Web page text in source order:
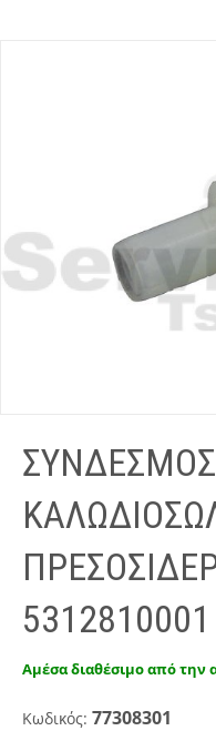
ΣΥΝΔΕΣΜΟΣ
5312810001
Αμέσα διαθέσιμο από την
Κωδικός: 77308301